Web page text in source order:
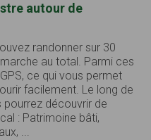
autour de
randonner sur 30
au total. Parmi ces
ce qui vous permet
facilement. Le long de
découvrir de
: Patrimoine bâti,
...